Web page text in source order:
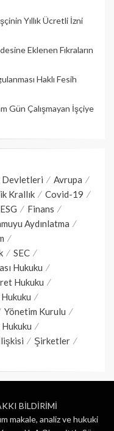
Yıllık Üc­retli İzni
Eklenen Fıkraların
Haklı Fesih
Gün Çalışmayan İşçiye
Devletleri
Avrupa
Krallık
Covid-19
ESG
Finans
Aydınlatma
SEC
Hukuku
Hukuku
Yönetim Kurulu
Hukuku
Şirketler
BİLDİRİMİ
makale, analiz ve hukuki